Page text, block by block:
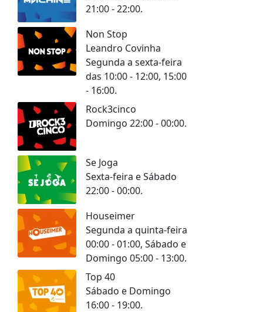
21:00 - 22:00.
Non Stop
Leandro Covinha
Segunda a sexta-feira
das 10:00 - 12:00, 15:00
- 16:00.
Rock3cinco
Domingo 22:00 - 00:00.
Se Joga
Sexta-feira e Sábado
22:00 - 00:00.
Houseimer
Segunda a quinta-feira
00:00 - 01:00, Sábado e
Domingo 05:00 - 13:00.
Top 40
Sábado e Domingo
16:00 - 19:00.